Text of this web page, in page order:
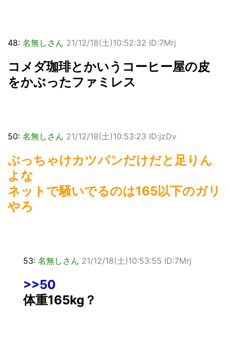
48: 名無しさん 21/12/18(土)10:52:32 ID:7Mrj
コメダ珈琲とかいうコーヒー屋の皮
をかぶったファミレス
50: 名無しさん 21/12/18(土)10:53:23 ID:jzDv
ぶっちゃけカツパンだけだと足りん
よな
ネットで騒いでるのは165以下のガリ
やろ
53: 名無しさん 21/12/18(土)10:53:55 ID:7Mrj
>>50
体重165kg？